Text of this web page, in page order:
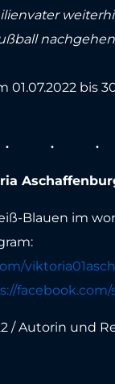
01.07.2022 bis
Blauen im
s://facebook.com/
/ Autorin und